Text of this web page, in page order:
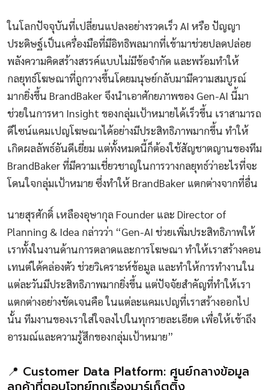
ในโลกปัจจุบันที่เปลี่ยนแปลงอย่างรวดเร็ว AI หรือ ปัญญา
ประดิษฐ์เป็นเครื่องมือที่มีอิทธิพลมากที่เข้ามาช่วยปลดปล่อย
พลังความคิดสร้างสรรค์แบบไม่มีข้อจำกัด และพร้อมทำให้
กลยุทธ์โฆษณาที่ถูกวางขึ้นโดยมนุษย์กลับมามีความสมบูรณ์
มากยิ่งขึ้น BrandBaker จึงนำเอาศักยภาพของ Gen-AI นี้มา
ช่วยในการหา Insight ของกลุ่มเป้าหมายได้เร็วขึ้น เราสามารถ
ดีไซน์แคมเปญโฆษณาได้อย่างมีประสิทธิภาพมากขึ้น ทำให้
เกิดผลลัพธ์อันดีเยี่ยม แต่ทั้งหมดนี้ก็ต้องใช้สัญชาตญานของทีม
BrandBaker ที่มีความเชี่ยวชาญในการวางกลยุทธ์ว่าอะไรที่จะ
โดนใจกลุ่มเป้าหมาย ซึ่งทำให้ BrandBaker แตกต่างจากที่อื่น
นายสุรศักดิ์ เหลืองอุษากุล Founder และ Director of
Planning & Idea กล่าวว่า “Gen-AI ช่วยเพิ่มประสิทธิภาพให้
เราทั้งในงานด้านการตลาดและการโฆษณา ทำให้เราสร้างคอน
เทนต์ได้คล่องตัว ช่วยวิเคราะห์ข้อมูล และทำให้การทำงานใน
แต่ละวันมีประสิทธิภาพมากยิ่งขึ้น แต่ปัจจัยสำคัญที่ทำให้เรา
แตกต่างอย่างชัดเจนคือ ในแต่ละแคมเปญที่เราสร้างออกไป
นั้น ทีมงานของเราใส่ใจลงไปในทุกรายละเอียด เพื่อให้เข้าถึง
อารมณ์และความรู้สึกของกลุ่มเป้าหมาย”
📍 Customer Data Platform: ศูนย์กลางข้อมูล